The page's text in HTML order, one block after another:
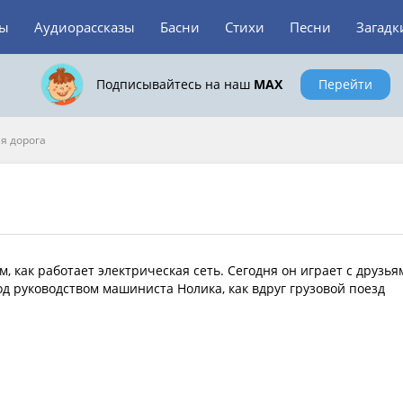
Аудиорассказы Басни Стихи Песни
Подписывайтесь на наш MAX Перейти
дорога
работает электрическая сеть. Сегодня он играет с
машиниста Нолика, как вдруг грузовой поезд